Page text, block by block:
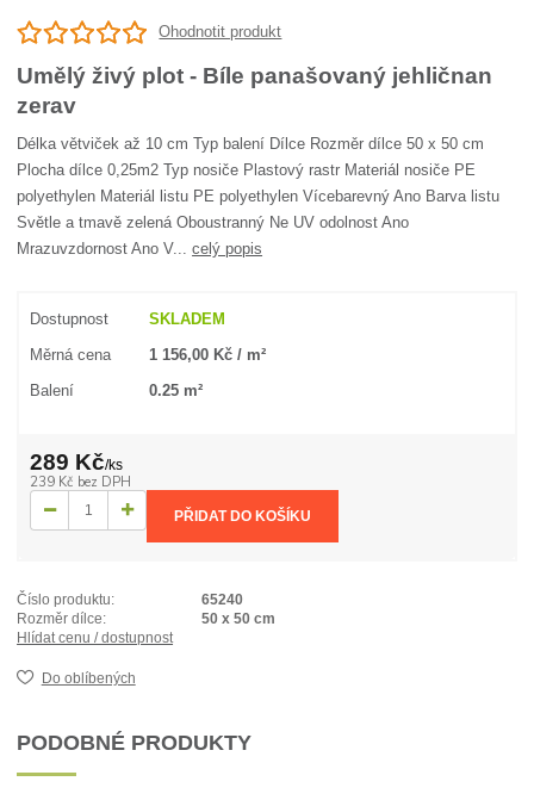
Ohodnotit produkt
Umělý živý plot - Bíle panašovaný jehličnan
zerav
Délka větviček až 10 cm Typ balení Dílce Rozměr dílce 50 x 50 cm
Plocha dílce 0,25m2 Typ nosiče Plastový rastr Materiál nosiče PE
polyethylen Materiál listu PE polyethylen Vícebarevný Ano Barva listu
Světle a tmavě zelená Oboustranný Ne UV odolnost Ano
Mrazuvzdornost Ano V...celý popis
Dostupnost SKLADEM
Měrná cena 1 156,00 Kč / m²
Balení 0.25 m²
289 Kč/ks
239 Kč bez DPH
PŘIDAT DO KOŠÍKU
Číslo produktu:
65240
Rozměr dílce:
50 x 50 cm
Hlídat cenu / dostupnost
Do oblíbených
PODOBNÉ PRODUKTY